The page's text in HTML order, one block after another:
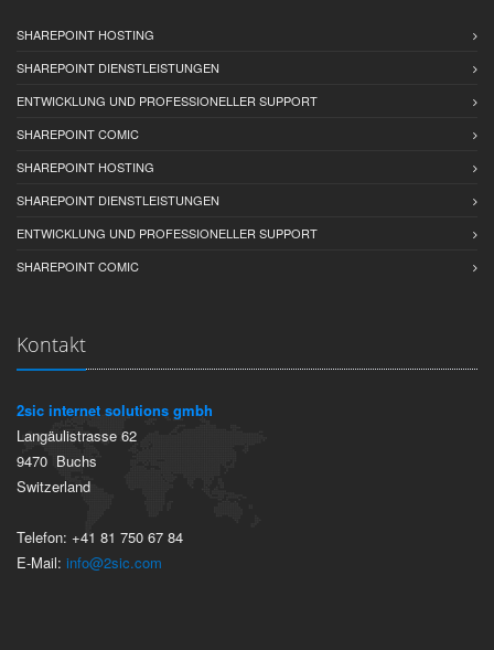
SHAREPOINT HOSTING
SHAREPOINT DIENSTLEISTUNGEN
ENTWICKLUNG UND PROFESSIONELLER SUPPORT
SHAREPOINT COMIC
SHAREPOINT HOSTING
SHAREPOINT DIENSTLEISTUNGEN
ENTWICKLUNG UND PROFESSIONELLER SUPPORT
SHAREPOINT COMIC
Kontakt
2sic internet solutions gmbh
Langäulistrasse 62
9470 Buchs
Switzerland
Telefon: +41 81 750 67 84
E-Mail: info@2sic.com